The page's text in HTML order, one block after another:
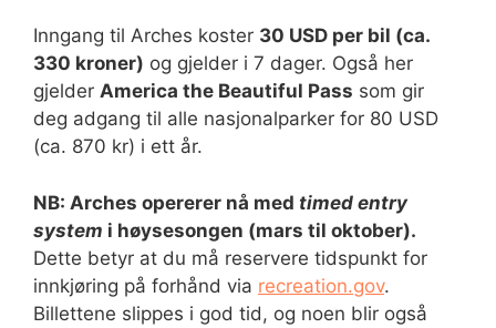
Inngang til Arches koster 30 USD per bil (ca.
330 kroner) og gjelder i 7 dager. Også her
gjelder America the Beautiful Pass som gir
deg adgang til alle nasjonalparker for 80 USD
(ca. 870 kr) i ett år.
NB: Arches opererer nå med timed entry
system i høysesongen (mars til oktober).
Dette betyr at du må reservere tidspunkt for
innkjøring på forhånd via recreation.gov.
Billettene slippes i god tid, og noen blir også